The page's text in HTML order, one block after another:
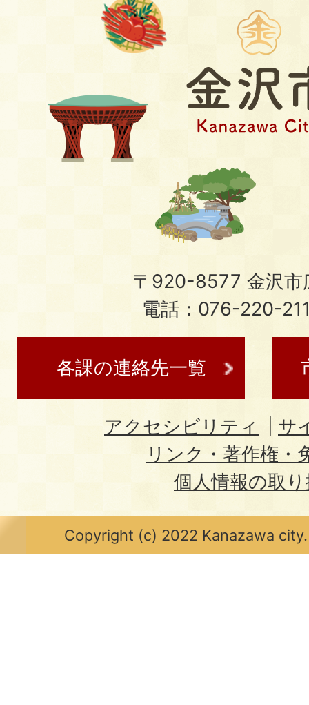
〒920-8577 金沢市
電話：076-220-
各課の連絡先一覧
アクセシビリティ
サ
リンク・著作権・
個人情報の取
Copyright (c) 2022 Kanazawa